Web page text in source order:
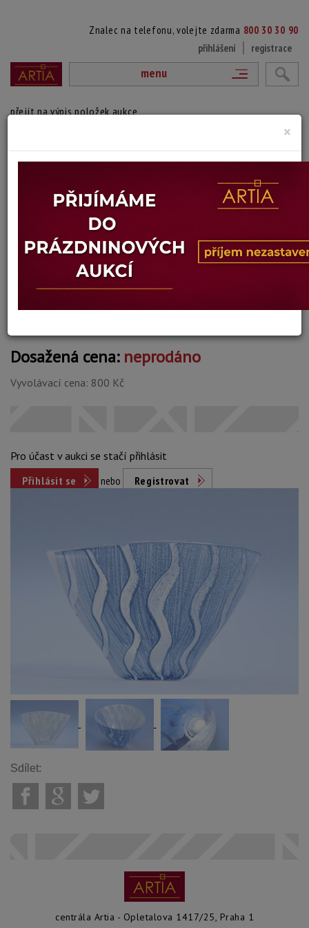
Znalec na telefonu, volejte zdarma 800 30 30 90
přihlášení
registrace
menu
přejít na výpis položek aukce
PRUHOVANÁ MISKA
(1939 Stockholm - 2020 Kalmar)
Sklárna Kosta Boda. Sklo oválného tvaru.
Výška: 10 cm, hloubka: 14 cm
Stav: dobrý
Dosažená cena: neprodáno
Vyvolávací cena: 800 Kč
Pro účast v aukci se stačí přihlásit
Přihlásit se
nebo Registrovat
Sdílet:
centrála Artia - Opletalova 1417/25, Praha 1
×